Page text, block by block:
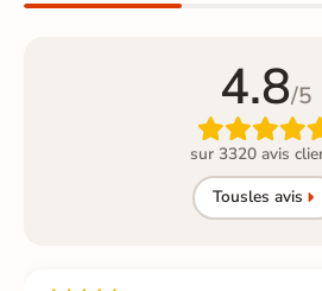
4.8/5
sur 3320 avis
Tousles avis